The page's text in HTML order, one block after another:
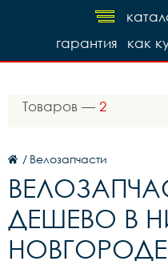
как
гарантия
Товаров — 2
/ Велозапчасти
ДЕШЕВО В
НОВГОРОДЕ